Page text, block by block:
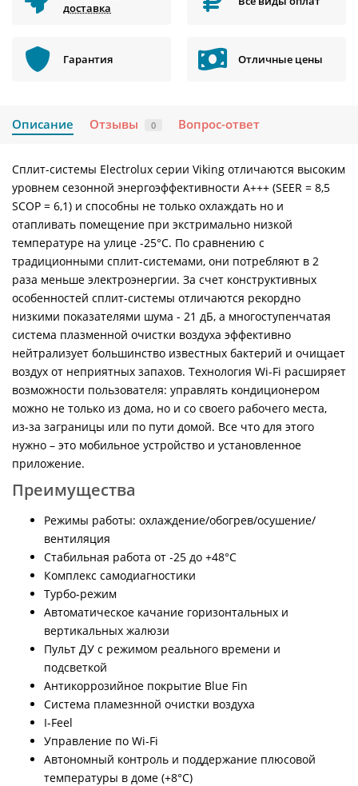
доставка
Гарантия Отличные цены
Описание Отзывы 0 Вопрос-ответ
Сплит-системы Electrolux серии Viking отличаются высоким
уровнем сезонной энергоэффективности A+++ (SEER = 8,5
SCOP = 6,1) и способны не только охлаждать но и
отапливать помещение при экстримально низкой
температуре на улице -25°С. По сравнению с
традиционными сплит-системами, они потребляют в 2
раза меньше электроэнергии. За счет конструктивных
особенностей сплит-системы отличаются рекордно
низкими показателями шума - 21 дБ, а многоступенчатая
система плазменной очистки воздуха эффективно
нейтрализует большинство известных бактерий и очищает
воздух от неприятных запахов. Технология Wi-Fi расширяет
возможности пользователя: управлять кондиционером
можно не только из дома, но и со своего рабочего места,
из-за заграницы или по пути домой. Все что для этого
нужно – это мобильное устройство и установленное
приложение.
Преимущества
Режимы работы: охлаждение/обогрев/осушение/
вентиляция
Стабильная работа от -25 до +48°C
Комплекс самодиагностики
Турбо-режим
Автоматическое качание горизонтальных и
вертикальных жалюзи
Пульт ДУ с режимом реального времени и
подсветкой
Антикоррозийное покрытие Blue Fin
Система пламезнной очистки воздуха
I-Feel
Управление по Wi-Fi
Автономный контроль и поддержание плюсовой
температуры в доме (+8°С)